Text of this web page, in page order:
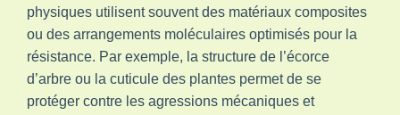
physiques utilisent souvent des matériaux composites
ou des arrangements moléculaires optimisés pour la
résistance. Par exemple, la structure de l’écorce
d’arbre ou la cuticule des plantes permet de se
protéger contre les agressions mécaniques et